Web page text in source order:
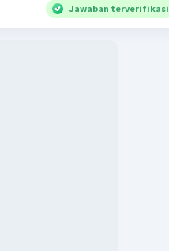
Jawaban terverifikasi